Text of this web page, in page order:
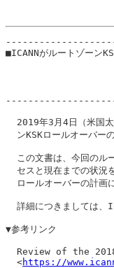
■ICANNがルートゾーン
2019年3月4日（米国
ンKSKロールオーバー
この文書は、今回のル
セスと現在までの状況
ロールオーバーの計画
詳細につきましては、
▼参考リンク
Review of the
  <
https://